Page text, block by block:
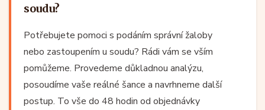
soudu?
Potřebujete pomoci s podáním správní žaloby
nebo zastoupením u soudu? Rádi vám se vším
pomůžeme. Provedeme důkladnou analýzu,
posoudíme vaše reálné šance a navrhneme další
postup. To vše do 48 hodin od objednávky